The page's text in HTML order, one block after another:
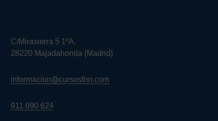
C/Mirasierra 5 1ºA.
28220 Majadahonda (Madrid)
informacion@cursosfnn.com
911 090 624